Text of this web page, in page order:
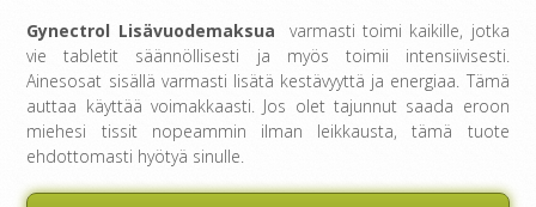
Gynectrol Lisävuodemaksua
varmasti toimi kaikille, jotka
vie tabletit säännöllisesti ja myös toimii intensiivisesti.
Ainesosat sisällä varmasti lisätä kestävyyttä ja energiaa. Tämä
auttaa käyttää voimakkaasti. Jos olet tajunnut saada eroon
miehesi tissit nopeammin ilman leikkausta, tämä tuote
ehdottomasti hyötyä sinulle.